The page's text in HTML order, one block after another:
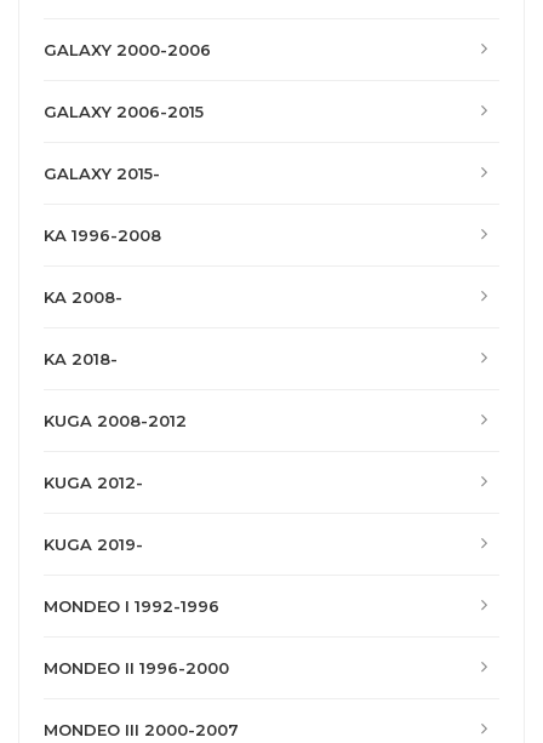
GALAXY 2000-2006
GALAXY 2006-2015
GALAXY 2015-
KA 1996-2008
KA 2008-
KA 2018-
KUGA 2008-2012
KUGA 2012-
KUGA 2019-
MONDEO I 1992-1996
MONDEO II 1996-2000
MONDEO III 2000-2007